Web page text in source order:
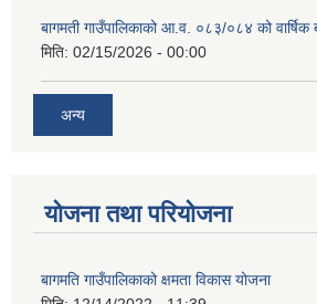
बागमती गाउँपालिकाको आ.व. ०८३/०८४ को
मिति: 02/15/2026 - 00:00
अन्य
योजना तथा परियोजना
बागमति गाउँपालिकाको क्षमता विकास योजना